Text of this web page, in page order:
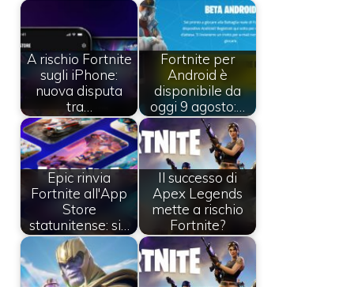
A rischio Fortnite
sugli iPhone:
nuova disputa
tra…
Fortnite per
Android è
disponibile da
oggi 9 agosto:…
Epic rinvia
Fortnite all'App
Store
statunitense: si…
Il successo di
Apex Legends
mette a rischio
Fortnite?